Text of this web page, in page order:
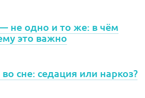
не одно и то же: в чём
это важно
сне: седация или наркоз?